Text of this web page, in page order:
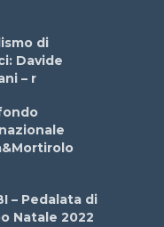
di
Davide
– r
– Pedalata di
Natale 2022